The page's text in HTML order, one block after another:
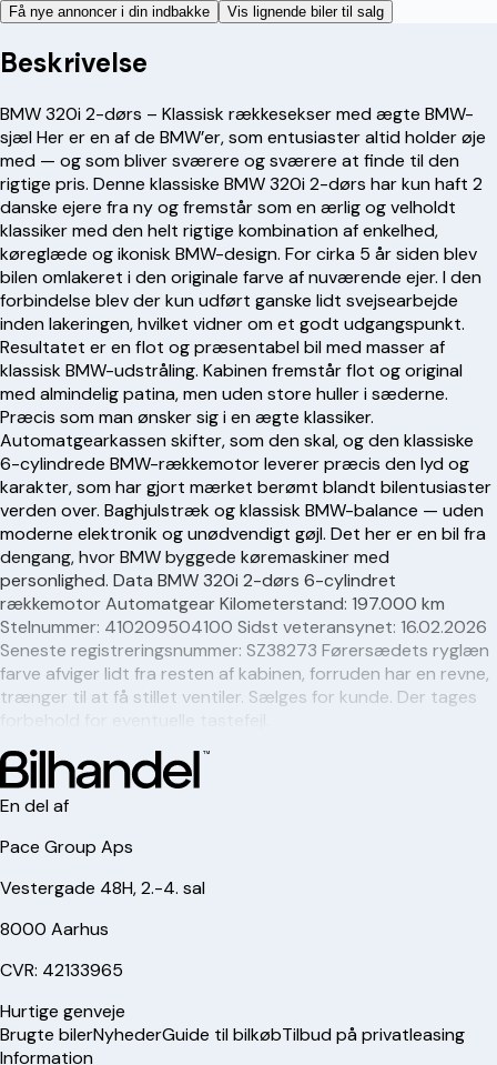
Få nye annoncer i din indbakke Vis lignende biler til salg
Beskrivelse
BMW 320i 2-dørs – Klassisk rækkesekser med ægte BMW-
sjæl Her er en af de BMW’er, som entusiaster altid holder øje
med — og som bliver sværere og sværere at finde til den
rigtige pris. Denne klassiske BMW 320i 2-dørs har kun haft 2
danske ejere fra ny og fremstår som en ærlig og velholdt
klassiker med den helt rigtige kombination af enkelhed,
køreglæde og ikonisk BMW-design. For cirka 5 år siden blev
bilen omlakeret i den originale farve af nuværende ejer. I den
forbindelse blev der kun udført ganske lidt svejsearbejde
inden lakeringen, hvilket vidner om et godt udgangspunkt.
Resultatet er en flot og præsentabel bil med masser af
klassisk BMW-udstråling. Kabinen fremstår flot og original
med almindelig patina, men uden store huller i sæderne.
Præcis som man ønsker sig i en ægte klassiker.
Automatgearkassen skifter, som den skal, og den klassiske
6-cylindrede BMW-rækkemotor leverer præcis den lyd og
karakter, som har gjort mærket berømt blandt bilentusiaster
verden over. Baghjulstræk og klassisk BMW-balance — uden
moderne elektronik og unødvendigt gøjl. Det her er en bil fra
dengang, hvor BMW byggede køremaskiner med
personlighed. Data BMW 320i 2-dørs 6-cylindret
rækkemotor Automatgear Kilometerstand: 197.000 km
Stelnummer: 410209504100 Sidst veteransynet: 16.02.2026
Seneste registreringsnummer: SZ38273 Førersædets ryglæn
farve afviger lidt fra resten af kabinen, forruden har en revne,
trænger til at få stillet ventiler. Sælges for kunde. Der tages
En del af
Pace Group Aps
Vestergade 48H, 2.-4. sal
8000 Aarhus
CVR: 42133965
Hurtige genveje
Brugte bilerNyhederGuide til bilkøbTilbud på privatleasing
Information